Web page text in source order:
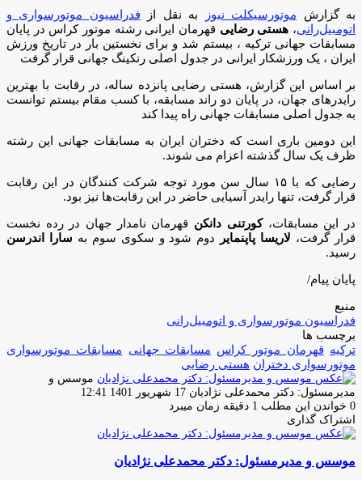
به گزارش موتورسیکلت نیوز به نقل از فدراسیون موتورسواری و
اتومبیل‌رانی، هستی رضایی قهرمان ایرانی رشته موتور کراس در پایان
مسابقات جهانی ترکیه ، بیستم شد و برای نخستین بار در تاریخ ورزش
ایران ، یک ورزشکار ایرانی در جدول اصلی رنکینگ جهانی قرار گرفت
بر اساس این گزارش، هستی رضایی پانزده ساله، در رقابت با بهترین
رایدرهای جهان، در پایان دو راند مسابقه، با کسب مقام بیستم توانست
به جدول اصلی مسابقات جهانی راه پیدا کند
این دومین باری است که دختران ایران به مسابقات جهانی این رشته
ظرف یک سال گذشته اعزام می شوند.
رضایی که با ۱۵ سال سن مورد توجه شرکت کنندگان در این رقابت
قرار گرفت، تنها رایدر آسیایی حاضر در این رقابت‌ها نیز بود.
در این مسابقات،کورتنی دانکن قهرمان نامدار جهان در رده نخست
قرار گرفت، لاریسا پاپنمایر دوم شود و سکوی سوم به سارا اندرسن
رسید.
پایان پیام/
منبع
فدراسیون موتورسواری و اتومبیل‌رانی
برچسب ها
ترکیه قهرمان موتور کراس مسابقات جهانی
مسابقات موتورسواری
موتورسواری دختران هستی رضایی
موسس و
مدیرمسئول: دکتر محمدعلی نژادیان ارسال
ایمیل
17 شهریور 1401 12:41
0 خواندن این مطلب 1 دقیقه زمان میبرد
اشتراک گذاری
فیس
توئیتر
لینکدین
واتس
تلگرام
اشتراک
از
چاپ
موسس و مدیرمسئول: دکتر محمدعلی نژادیان